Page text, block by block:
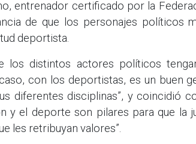
entrenador certificado por la
de que los personajes políticos
deportista.
los distintos actores políticos
con los deportistas, es un buen
diferentes disciplinas”, y coincidió
y el deporte son pilares para que la
les retribuyan valores”.